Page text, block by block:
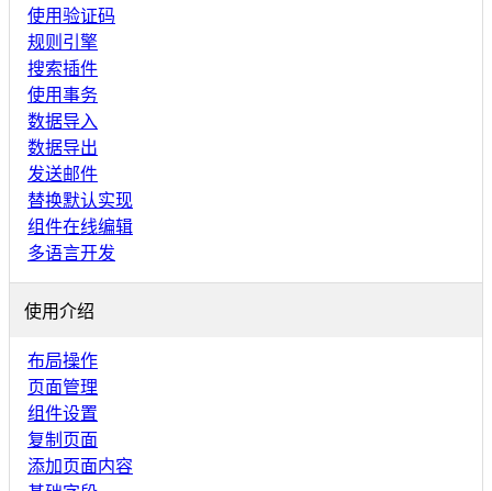
使用验证码
规则引擎
搜索插件
使用事务
数据导入
数据导出
发送邮件
替换默认实现
组件在线编辑
多语言开发
使用介绍
布局操作
页面管理
组件设置
复制页面
添加页面内容